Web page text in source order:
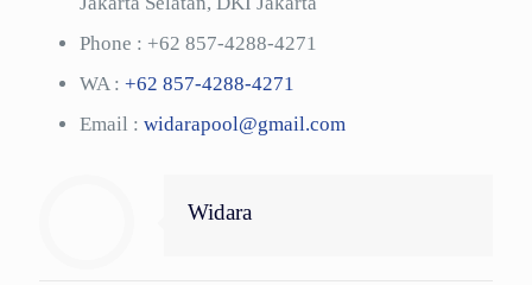
Phone : +62 857-4288-4271
WA : +62 857-4288-4271
Email : widarapool@gmail.com
Widara